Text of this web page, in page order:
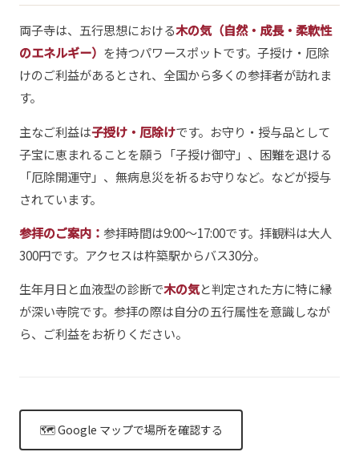
両子寺は、五行思想における木の気（自然・成長・柔軟性
のエネルギー） を持つパワースポットです。子授け・厄除
けのご利益があるとされ、全国から多くの参拝者が訪れま
す。
主なご利益は子授け・厄除けです。お守り・授与品として
子宝に恵まれることを願う「子授け御守」、困難を退ける
「厄除開運守」、無病息災を祈るお守りなど。などが授与
されています。
参拝のご案内： 参拝時間は9:00〜17:00です。拝観料は大人
300円です。アクセスは杵築駅からバス30分。
生年月日と血液型の診断で木の気と判定された方に特に縁
が深い寺院です。参拝の際は自分の五行属性を意識しなが
ら、ご利益をお祈りください。
🗺 Google マップで場所を確認する